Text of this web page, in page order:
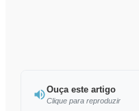
Ouça este artigo
Clique para reproduzir